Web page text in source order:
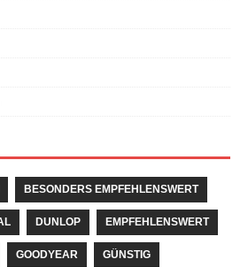
BESONDERS EMPFEHLENSWERT
DUNLOP EMPFEHLENSWERT
GOODYEAR GÜNSTIG